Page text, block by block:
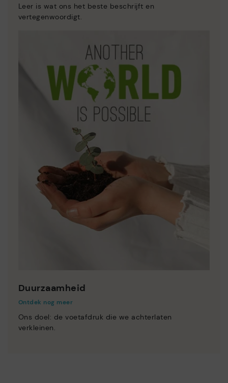
Leer is wat ons het beste beschrijft en
vertegenwoordigt.
Duurzaamheid
Ontdek nog meer
Ons doel: de voetafdruk die we achterlaten
verkleinen.